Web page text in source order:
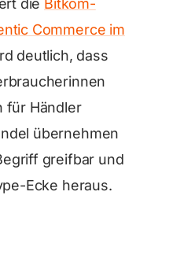
die Bitkom-
Commerce im
deutlich, dass
für Händler
übernehmen
greifbar und
Ecke heraus.